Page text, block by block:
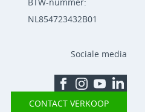
NL854723432B01
Sociale media
CONTACT VERKOOP